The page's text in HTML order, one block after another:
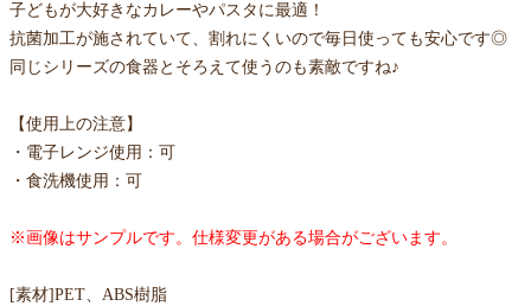
子どもが大好きなカレーやパスタに最適！
抗菌加工が施されていて、割れにくいので毎日使っても安心です◎
同じシリーズの食器とそろえて使うのも素敵ですね♪
【使用上の注意】
・電子レンジ使用：可
・食洗機使用：可
※画像はサンプルです。仕様変更がある場合がございます。
[素材]PET、ABS樹脂